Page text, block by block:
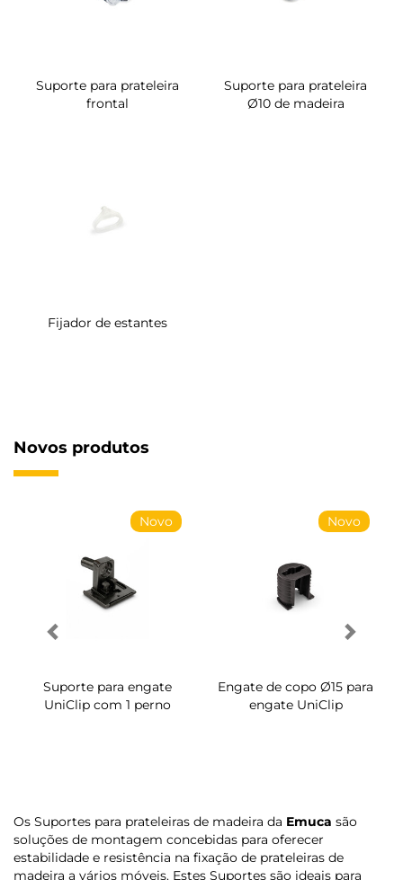
Suporte para prateleira
frontal
Suporte para prateleira
Ø10 de madeira
Fijador de estantes
Novos produtos
Novo
Suporte para engate
UniClip com 1 perno
Novo
Engate de copo Ø15 para
engate UniClip
Os Suportes para prateleiras de madeira da Emuca são
soluções de montagem concebidas para oferecer
estabilidade e resistência na fixação de prateleiras de
madeira a vários móveis. Estes Suportes são ideais para